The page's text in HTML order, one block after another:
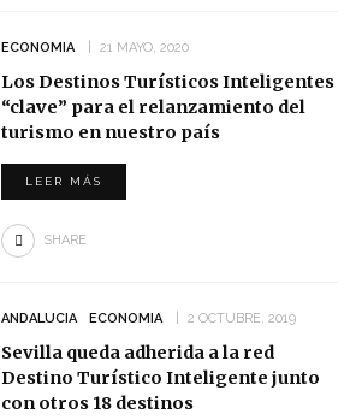
ECONOMIA 21 MAYO, 2020
Los Destinos Turísticos Inteligentes
“clave” para el relanzamiento del
turismo en nuestro país
LEER MÁS
SHARE
ANDALUCIA ECONOMIA 2 OCTUBRE, 2019
Sevilla queda adherida a la red
Destino Turístico Inteligente junto
con otros 18 destinos